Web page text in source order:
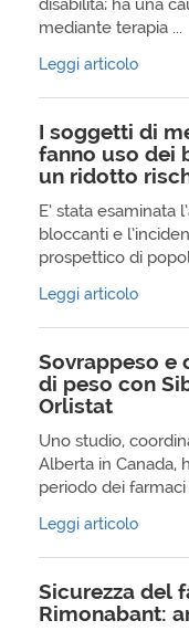
disabilità; ha una
mediante terapia ...
Leggi articolo
I soggetti di
fanno uso dei
un ridotto
E’ stata esaminata
bloccanti e
prospettico di
Leggi articolo
Sovrappeso e
di peso con
Orlistat
Uno studio,
Alberta in Canada,
periodo dei
Leggi articolo
Sicurezza del
Rimonabant: